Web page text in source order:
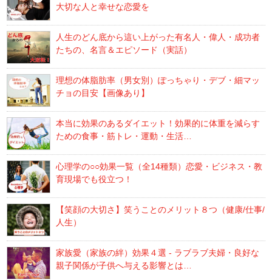
大切な人と幸せな恋愛を
人生のどん底から這い上がった有名人・偉人・成功者
たちの、名言＆エピソード（実話）
理想の体脂肪率（男女別）ぽっちゃり・デブ・細マッ
チョの目安【画像あり】
本当に効果のあるダイエット！効果的に体重を減らす
ための食事・筋トレ・運動・生活…
心理学の○○効果一覧（全14種類）恋愛・ビジネス・教
育現場でも役立つ！
【笑顔の大切さ】笑うことのメリット８つ（健康/仕事/
人生）
家族愛（家族の絆）効果４選 - ラブラブ夫婦・良好な
親子関係が子供へ与える影響とは…